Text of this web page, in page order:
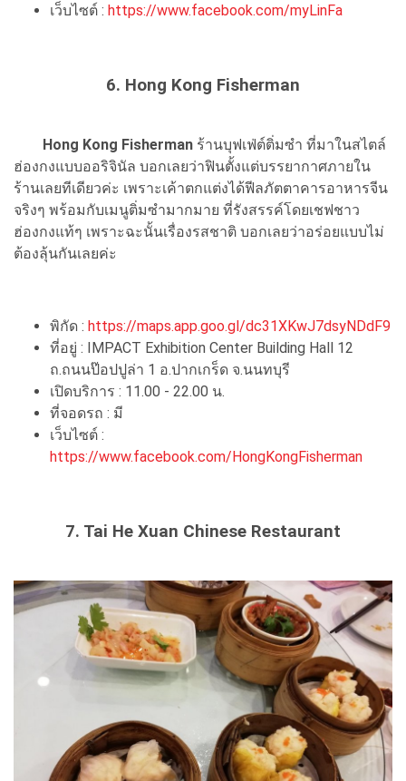
เว็บไซต์ : https://www.facebook.com/myLinFa
6. Hong Kong Fisherman
Hong Kong Fisherman ร้านบุฟเฟ่ต์ติ่มซำ ที่มาในสไตล์
ฮ่องกงแบบออริจินัล บอกเลยว่าฟินตั้งแต่บรรยากาศภายใน
ร้านเลยทีเดียวค่ะ เพราะเค้าตกแต่งได้ฟีลภัตตาคารอาหารจีน
จริงๆ พร้อมกับเมนูติ่มซำมากมาย ที่รังสรรค์โดยเชฟชาว
ฮ่องกงแท้ๆ เพราะฉะนั้นเรื่องรสชาติ บอกเลยว่าอร่อยแบบไม่
ต้องลุ้นกันเลยค่ะ
พิกัด : https://maps.app.goo.gl/dc31XKwJ7dsyNDdF9
ที่อยู่ : IMPACT Exhibition Center Building Hall 12
ถ.ถนนป๊อปปูล่า 1 อ.ปากเกร็ด จ.นนทบุรี
เปิดบริการ : 11.00 - 22.00 น.
ที่จอดรถ : มี
เว็บไซต์ :
https://www.facebook.com/HongKongFisherman
7. Tai He Xuan Chinese Restaurant